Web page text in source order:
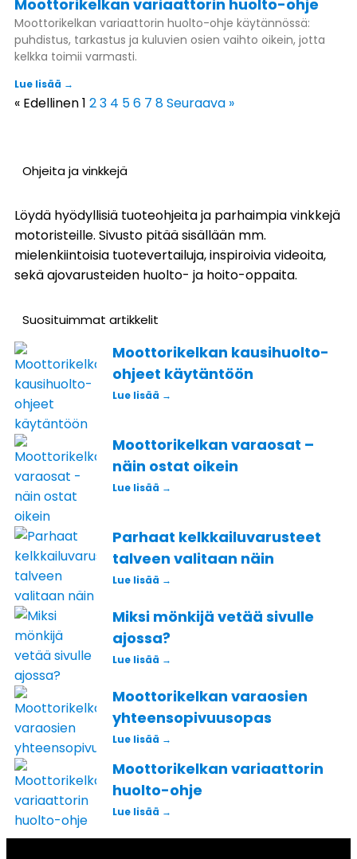
Moottorikelkan variaattorin huolto-ohje
Moottorikelkan variaattorin huolto-ohje käytännössä:
puhdistus, tarkastus ja kuluvien osien vaihto oikein, jotta
kelkka toimii varmasti.
Lue lisää →
« Edellinen1 23 4 56 7 8Seuraava »
Ohjeita ja vinkkejä
Löydä hyödyllisiä tuoteohjeita ja parhaimpia vinkkejä
motoristeille. Sivusto pitää sisällään mm.
mielenkiintoisia tuotevertailuja, inspiroivia videoita,
sekä ajovarusteiden huolto- ja hoito-oppaita.
Suosituimmat artikkelit
Moottorikelkan kausihuolto-
ohjeet käytäntöön
Lue lisää →
Moottorikelkan varaosat –
näin ostat oikein
Lue lisää →
Parhaat kelkkailuvarusteet
talveen valitaan näin
Lue lisää →
Miksi mönkijä vetää sivulle
ajossa?
Lue lisää →
Moottorikelkan varaosien
yhteensopivuusopas
Lue lisää →
Moottorikelkan variaattorin
huolto-ohje
Lue lisää →